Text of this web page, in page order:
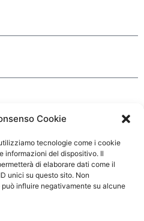
Cookie
tecnologie come i cookie
informazioni del dispositivo. Il
di elaborare dati come il
unici su questo sito. Non
influire negativamente su alcune